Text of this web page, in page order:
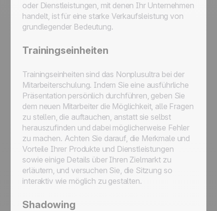
oder Dienstleistungen, mit denen Ihr Unternehmen
handelt, ist für eine starke Verkaufsleistung von
grundlegender Bedeutung.
Trainingseinheiten
Trainingseinheiten sind das Nonplusultra bei der
Mitarbeiterschulung. Indem Sie eine ausführliche
Präsentation persönlich durchführen, geben Sie
dem neuen Mitarbeiter die Möglichkeit, alle Fragen
zu stellen, die auftauchen, anstatt sie selbst
herauszufinden und dabei möglicherweise Fehler
zu machen. Achten Sie darauf, die Merkmale und
Vorteile Ihrer Produkte und Dienstleistungen
sowie einige Details über Ihren Zielmarkt zu
erläutern, und versuchen Sie, die Sitzung so
interaktiv wie möglich zu gestalten.
Shadowing